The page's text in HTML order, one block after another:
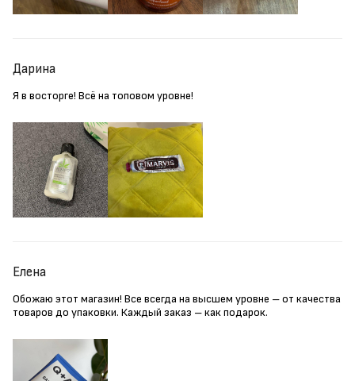
Дарина
Я в восторге! Всё на топовом уровне!
Елена
Обожаю этот магазин! Все всегда на высшем уровне – от качества
товаров до упаковки. Каждый заказ – как подарок.